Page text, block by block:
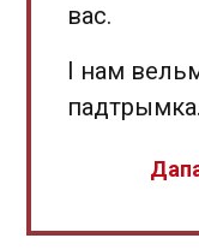
вас.
І нам
падтрымка.